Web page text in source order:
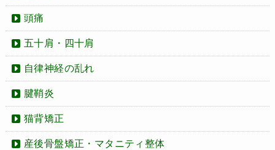
頭痛
五十肩・四十肩
自律神経の乱れ
腱鞘炎
猫背矯正
産後骨盤矯正・マタニティ整体